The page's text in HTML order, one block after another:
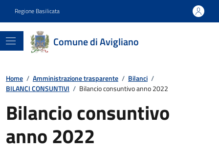
Regione Basilicata
Comune di Avigliano
Home / Amministrazione trasparente / Bilanci /
BILANCI CONSUNTIVI / Bilancio consuntivo anno 2022
Bilancio consuntivo
anno 2022